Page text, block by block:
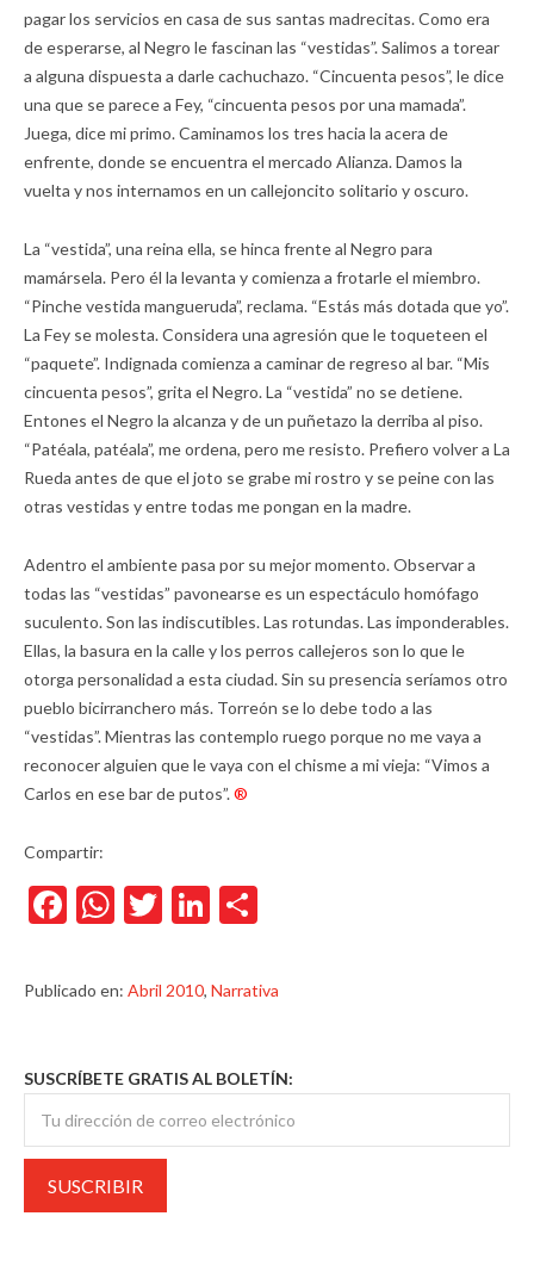
pagar los servicios en casa de sus santas madrecitas. Como era
de esperarse, al Negro le fascinan las “vestidas”. Salimos a torear
a alguna dispuesta a darle cachuchazo. “Cincuenta pesos”, le dice
una que se parece a Fey, “cincuenta pesos por una mamada”.
Juega, dice mi primo. Caminamos los tres hacia la acera de
enfrente, donde se encuentra el mercado Alianza. Damos la
vuelta y nos internamos en un callejoncito solitario y oscuro.
La “vestida”, una reina ella, se hinca frente al Negro para
mamársela. Pero él la levanta y comienza a frotarle el miembro.
“Pinche vestida mangueruda”, reclama. “Estás más dotada que yo”.
La Fey se molesta. Considera una agresión que le toqueteen el
“paquete”. Indignada comienza a caminar de regreso al bar. “Mis
cincuenta pesos”, grita el Negro. La “vestida” no se detiene.
Entones el Negro la alcanza y de un puñetazo la derriba al piso.
“Patéala, patéala”, me ordena, pero me resisto. Prefiero volver a La
Rueda antes de que el joto se grabe mi rostro y se peine con las
otras vestidas y entre todas me pongan en la madre.
Adentro el ambiente pasa por su mejor momento. Observar a
todas las “vestidas” pavonearse es un espectáculo homófago
suculento. Son las indiscutibles. Las rotundas. Las imponderables.
Ellas, la basura en la calle y los perros callejeros son lo que le
otorga personalidad a esta ciudad. Sin su presencia seríamos otro
pueblo bicirranchero más. Torreón se lo debe todo a las
“vestidas”. Mientras las contemplo ruego porque no me vaya a
reconocer alguien que le vaya con el chisme a mi vieja: “Vimos a
Carlos en ese bar de putos”.®
Compartir:
Facebook
WhatsApp
TwitterLinkedIn
Publicado en: Abril 2010, Narrativa
SUSCRÍBETE GRATIS AL BOLETÍN: